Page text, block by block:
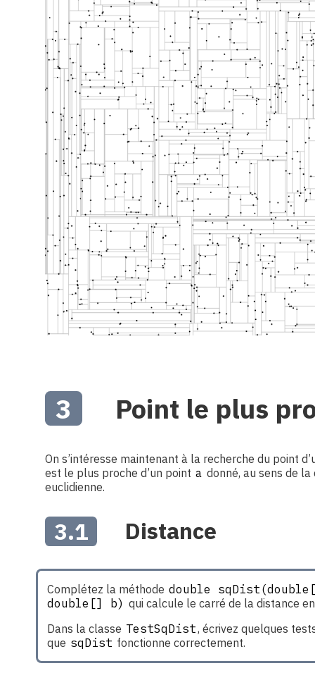
3 Point le plus
On s’intéresse maintenant à la recherche du point
est le plus proche d’un point a donné, au sens de la
euclidienne.
3.1 Distance
Complétez la méthode double
double[] b) qui calcule le carré de la distance
Dans la classe TestSqDist, écrivez quelques
que sqDist fonctionne correctement.